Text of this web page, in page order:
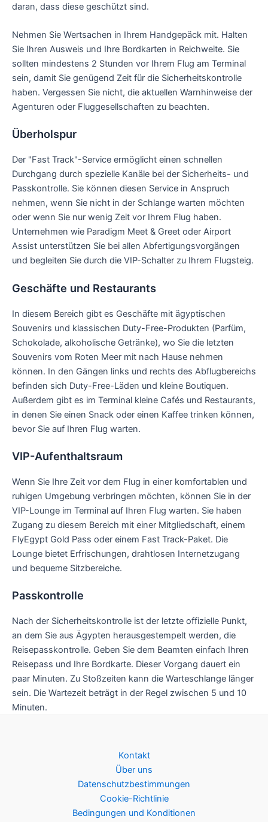
daran, dass diese geschützt sind.
Nehmen Sie Wertsachen in Ihrem Handgepäck mit. Halten
Sie Ihren Ausweis und Ihre Bordkarten in Reichweite. Sie
sollten mindestens 2 Stunden vor Ihrem Flug am Terminal
sein, damit Sie genügend Zeit für die Sicherheitskontrolle
haben. Vergessen Sie nicht, die aktuellen Warnhinweise der
Agenturen oder Fluggesellschaften zu beachten.
Überholspur
Der "Fast Track"-Service ermöglicht einen schnellen
Durchgang durch spezielle Kanäle bei der Sicherheits- und
Passkontrolle. Sie können diesen Service in Anspruch
nehmen, wenn Sie nicht in der Schlange warten möchten
oder wenn Sie nur wenig Zeit vor Ihrem Flug haben.
Unternehmen wie Paradigm Meet & Greet oder Airport
Assist unterstützen Sie bei allen Abfertigungsvorgängen
und begleiten Sie durch die VIP-Schalter zu Ihrem Flugsteig.
Geschäfte und Restaurants
In diesem Bereich gibt es Geschäfte mit ägyptischen
Souvenirs und klassischen Duty-Free-Produkten (Parfüm,
Schokolade, alkoholische Getränke), wo Sie die letzten
Souvenirs vom Roten Meer mit nach Hause nehmen
können. In den Gängen links und rechts des Abflugbereichs
befinden sich Duty-Free-Läden und kleine Boutiquen.
Außerdem gibt es im Terminal kleine Cafés und Restaurants,
in denen Sie einen Snack oder einen Kaffee trinken können,
bevor Sie auf Ihren Flug warten.
VIP-Aufenthaltsraum
Wenn Sie Ihre Zeit vor dem Flug in einer komfortablen und
ruhigen Umgebung verbringen möchten, können Sie in der
VIP-Lounge im Terminal auf Ihren Flug warten. Sie haben
Zugang zu diesem Bereich mit einer Mitgliedschaft, einem
FlyEgypt Gold Pass oder einem Fast Track-Paket. Die
Lounge bietet Erfrischungen, drahtlosen Internetzugang
und bequeme Sitzbereiche.
Passkontrolle
Nach der Sicherheitskontrolle ist der letzte offizielle Punkt,
an dem Sie aus Ägypten herausgestempelt werden, die
Reisepasskontrolle. Geben Sie dem Beamten einfach Ihren
Reisepass und Ihre Bordkarte. Dieser Vorgang dauert ein
paar Minuten. Zu Stoßzeiten kann die Warteschlange länger
sein. Die Wartezeit beträgt in der Regel zwischen 5 und 10
Minuten.
Kontakt
Über uns
Datenschutzbestimmungen
Cookie-Richtlinie
Bedingungen und Konditionen